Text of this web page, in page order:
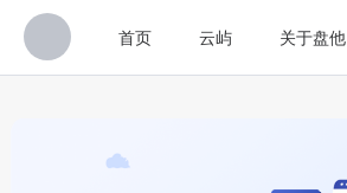
首页 云屿 关于盘他